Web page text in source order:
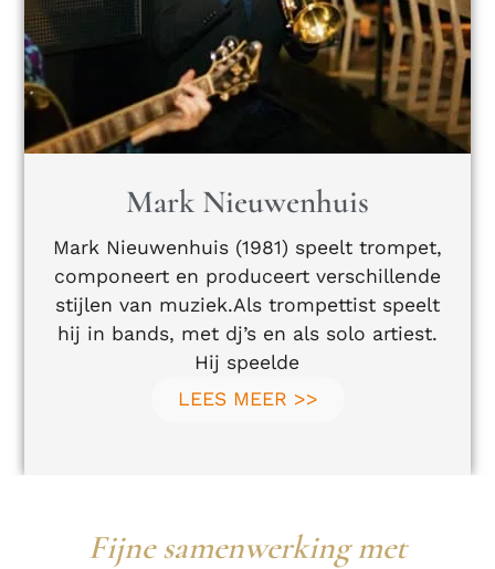
Mark Nieuwenhuis
Mark Nieuwenhuis (1981) speelt trompet,
componeert en produceert verschillende
stijlen van muziek.Als trompettist speelt
hij in bands, met dj’s en als solo artiest.
Hij speelde
LEES MEER >>
Fijne samenwerking met